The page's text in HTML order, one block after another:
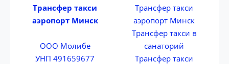
Трансфер такси
аэропорт Минск
ООО Молибе
УНП 491659677
Трансфер такси
аэропорт Минск
Трансфер такси в
санаторий
Трансфер такси